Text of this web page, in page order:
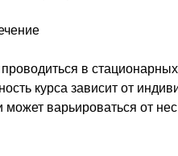
в
курса зависит от
может варьироваться от